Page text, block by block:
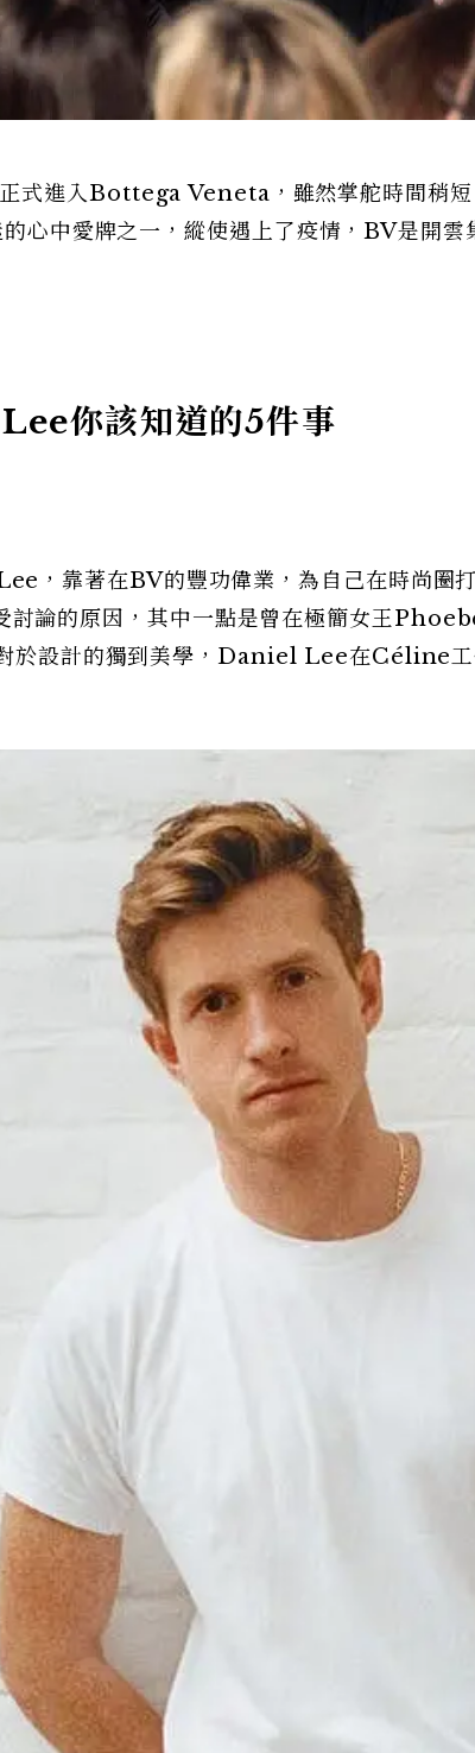
進入Bottega Veneta，雖然掌舵時間稍短
心中愛牌之一，縱使遇上了疫情，BV是開
你該知道的5件事
，靠著在BV的豐功偉業，為自己在時尚圈
論的原因，其中一點是曾在極簡女王
於設計的獨到美學，Daniel Lee在Céline工